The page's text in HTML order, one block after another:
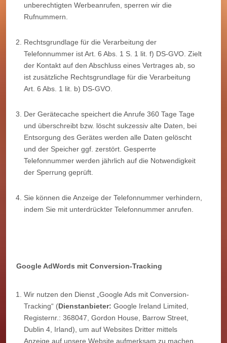
unberechtigten Werbeanrufen, sperren wir die
Rufnummern.
Rechtsgrundlage für die Verarbeitung der
Telefonnummer ist Art. 6 Abs. 1 S. 1 lit. f) DS-GVO. Zielt
der Kontakt auf den Abschluss eines Vertrages ab, so
ist zusätzliche Rechtsgrundlage für die Verarbeitung
Art. 6 Abs. 1 lit. b) DS-GVO.
Der Gerätecache speichert die Anrufe 360 Tage Tage
und überschreibt bzw. löscht sukzessiv alte Daten, bei
Entsorgung des Gerätes werden alle Daten gelöscht
und der Speicher ggf. zerstört. Gesperrte
Telefonnummer werden jährlich auf die Notwendigkeit
der Sperrung geprüft.
Sie können die Anzeige der Telefonnummer verhindern,
indem Sie mit unterdrückter Telefonnummer anrufen.
Google AdWords mit Conversion-Tracking
Wir nutzen den Dienst „Google Ads mit Conversion-
Tracking“ (Dienstanbieter: Google Ireland Limited,
Registernr.: 368047, Gordon House, Barrow Street,
Dublin 4, Irland), um auf Websites Dritter mittels
Anzeige auf unsere Website aufmerksam zu machen.